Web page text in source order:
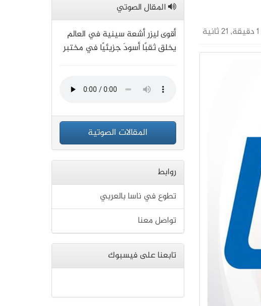
المقال الصوتي
أقوى ليزر أشعة سينية في العالم
يخلق ثقبًا أسودَ جزيئيًا في مختبر
المقالات الصوتية
روابط
تطوع في ناسا بالعربي
تواصل معنا
تابعنا على فيسبوك